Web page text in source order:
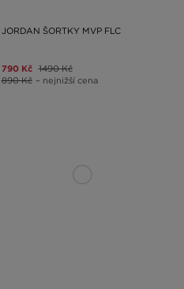
JORDAN ŠORTKY MVP FLC
790 Kč 1490 Kč
890 Kč – nejnižší cena